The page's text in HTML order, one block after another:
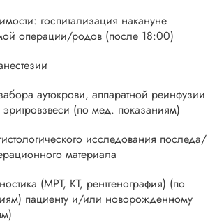
госпитализация накануне
операции/родов (после 18:00)
аутокрови, аппаратной реинфузии
эритровзвеси (по мед. показаниям)
исследования последа/
материала
(МРТ, КТ, рентгенография) (по
пациенту и/или новорожденному